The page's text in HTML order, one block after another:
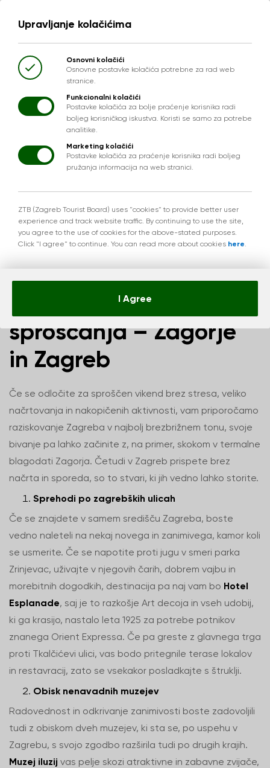
Tri dni zanimivosti in
sproščanja – Zagorje
in Zagreb
Če se odločite za sproščen vikend brez stresa, veliko
načrtovanja in nakopičenih aktivnosti, vam priporočamo
raziskovanje Zagreba v najbolj brezbrižnem tonu, svoje
bivanje pa lahko začinite z, na primer, skokom v termalne
blagodati Zagorja. Četudi v Zagreb prispete brez
načrta in sporeda, so to stvari, ki jih vedno lahko storite.
Sprehodi po zagrebških ulicah
Če se znajdete v samem središču Zagreba, boste
vedno naleteli na nekaj novega in zanimivega, kamor koli
se usmerite. Če se napotite proti jugu v smeri parka
Zrinjevac, uživajte v njegovih čarih, dobrem vajbu in
morebitnih dogodkih, destinacija pa naj vam bo Hotel
Esplanade, saj je to razkošje Art decoja in vseh udobij,
ki ga krasijo, nastalo leta 1925 za potrebe potnikov
znanega Orient Expressa. Če pa greste z glavnega trga
proti Tkalčićevi ulici, vas bodo pritegnile terase lokalov
in restavracij, zato se vsekakor posladkajte s štruklji.
Obisk nenavadnih muzejev
Radovednost in odkrivanje zanimivosti boste zadovoljili
tudi z obiskom dveh muzejev, ki sta se, po uspehu v
Zagrebu, s svojo zgodbo razširila tudi po drugih krajih.
Muzej iluzij vas pelje skozi atraktivne in zabavne zvijače,
Upravljanje kolačićima
Osnovni kolačići
Osnovne postavke kolačića potrebne za rad web
stranice.
Funkcionalni kolačići
Postavke kolačića za bolje praćenje korisnika radi
boljeg korisničkog iskustva. Koristi se samo za potrebe
analitike.
Marketing kolačići
Postavke kolačića za praćenje korisnika radi boljeg
pružanja informacija na web stranici.
ZTB (Zagreb Tourist Board) uses "cookies" to provide better user
experience and track website traffic. By continuing to use the site,
you agree to the use of cookies for the above-stated purposes.
Click "I agree" to continue. You can read more about cookies here.
I Agree